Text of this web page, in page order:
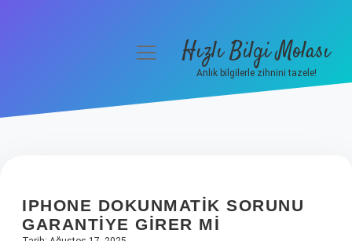
Hakkımızda
menüyüHızlı Bilgi Molası
Anlık bilgilerle zihnini tazele!
IPHONE DOKUNMATIK SORUNU
GARANTIYE GIRER MI